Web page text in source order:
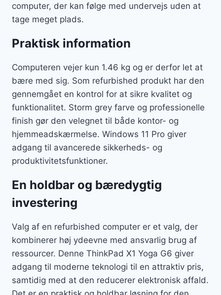
computer, der kan følge med undervejs uden at
tage meget plads.
Praktisk information
Computeren vejer kun 1.46 kg og er derfor let at
bære med sig. Som refurbished produkt har den
gennemgået en kontrol for at sikre kvalitet og
funktionalitet. Storm grey farve og professionelle
finish gør den velegnet til både kontor- og
hjemmeadskærmelse. Windows 11 Pro giver
adgang til avancerede sikkerheds- og
produktivitetsfunktioner.
En holdbar og bæredygtig
investering
Valg af en refurbished computer er et valg, der
kombinerer høj ydeevne med ansvarlig brug af
ressourcer. Denne ThinkPad X1 Yoga G6 giver
adgang til moderne teknologi til en attraktiv pris,
samtidig med at den reducerer elektronisk affald.